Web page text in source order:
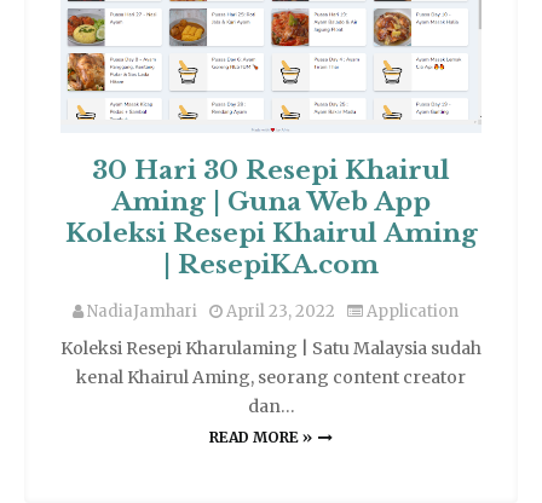
30 Hari 30 Resepi Khairul
Aming | Guna Web App
Koleksi Resepi Khairul Aming
| ResepiKA.com
NadiaJamhari April 23, 2022 Application
Koleksi Resepi Kharulaming | Satu Malaysia sudah
kenal Khairul Aming, seorang content creator
dan…
READ MORE »